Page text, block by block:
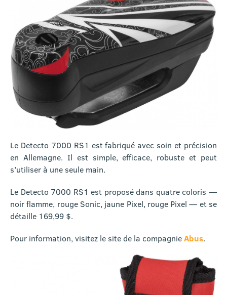
Le Detecto 7000 RS1 est fabriqué avec soin et précision
en Allemagne. Il est simple, efficace, robuste et peut
s’utiliser à une seule main.
Le Detecto 7000 RS1 est proposé dans quatre coloris —
noir flamme, rouge Sonic, jaune Pixel, rouge Pixel — et se
détaille 169,99 $.
Pour information, visitez le site de la compagnieAbus.